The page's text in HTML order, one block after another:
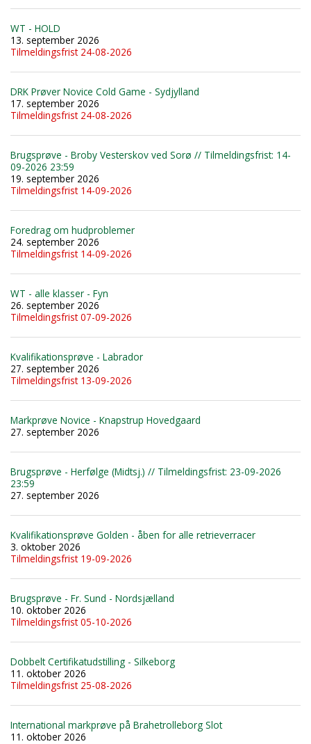
WT - HOLD
13. september 2026
Tilmeldingsfrist 24-08-2026
DRK Prøver Novice Cold Game - Sydjylland
17. september 2026
Tilmeldingsfrist 24-08-2026
Brugsprøve - Broby Vesterskov ved Sorø // Tilmeldingsfrist: 14-
09-2026 23:59
19. september 2026
Tilmeldingsfrist 14-09-2026
Foredrag om hudproblemer
24. september 2026
Tilmeldingsfrist 14-09-2026
WT - alle klasser - Fyn
26. september 2026
Tilmeldingsfrist 07-09-2026
Kvalifikationsprøve - Labrador
27. september 2026
Tilmeldingsfrist 13-09-2026
Markprøve Novice - Knapstrup Hovedgaard
27. september 2026
Brugsprøve - Herfølge (Midtsj.) // Tilmeldingsfrist: 23-09-2026
23:59
27. september 2026
Kvalifikationsprøve Golden - åben for alle retrieverracer
3. oktober 2026
Tilmeldingsfrist 19-09-2026
Brugsprøve - Fr. Sund - Nordsjælland
10. oktober 2026
Tilmeldingsfrist 05-10-2026
Dobbelt Certifikatudstilling - Silkeborg
11. oktober 2026
Tilmeldingsfrist 25-08-2026
International markprøve på Brahetrolleborg Slot
11. oktober 2026